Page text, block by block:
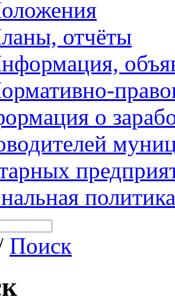
отчёты
о
политика
Поиск